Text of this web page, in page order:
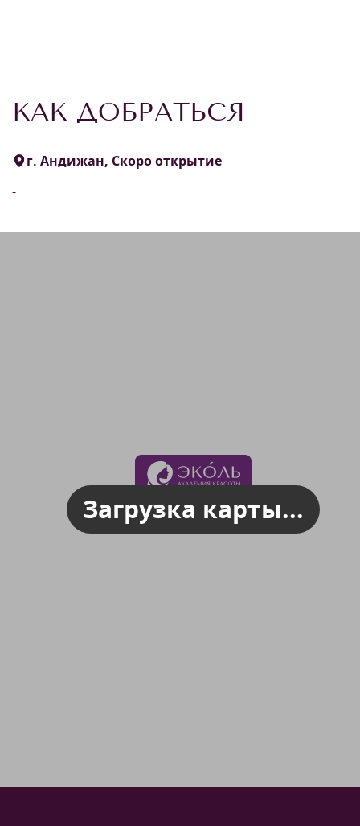
КАК ДОБРАТЬСЯ
г. Андижан, Скоро открытие
-
Загрузка карты...